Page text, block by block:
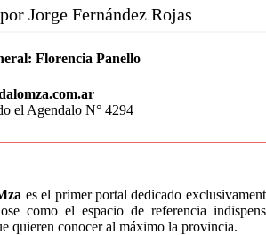
Jorge Fernández Rojas
Florencia Panello
el Agendalo N° 4294
es el primer portal dedicado
como el espacio de referencia
quieren conocer al máximo la provincia.